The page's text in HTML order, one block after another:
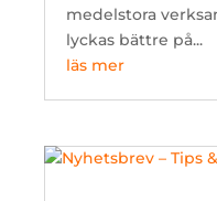
medelstora
lyckas bättre på...
läs mer